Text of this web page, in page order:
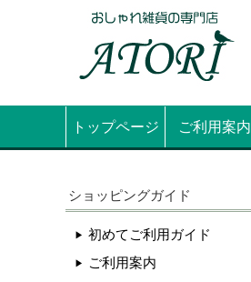
トップページ ご利用案内
ショッピングガイド
初めてご利用ガイド
ご利用案内